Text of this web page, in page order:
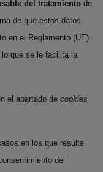
del tratamiento de
de que estos datos
en el Reglamento (UE)
lo que se le facilita la
el apartado de cookies
en los que resulte
del